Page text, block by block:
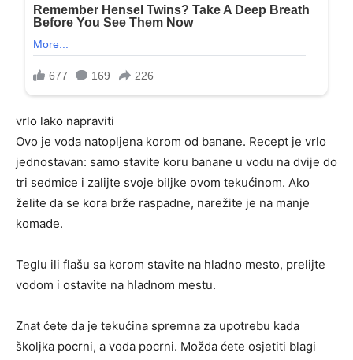
vrlo lako napraviti
Ovo je voda natopljena korom od banane. Recept je vrlo
jednostavan: samo stavite koru banane u vodu na dvije do
tri sedmice i zalijte svoje biljke ovom tekućinom. Ako
želite da se kora brže raspadne, narežite je na manje
komade.
Teglu ili flašu sa korom stavite na hladno mesto, prelijte
vodom i ostavite na hladnom mestu.
Znat ćete da je tekućina spremna za upotrebu kada
školjka pocrni, a voda pocrni. Možda ćete osjetiti blagi